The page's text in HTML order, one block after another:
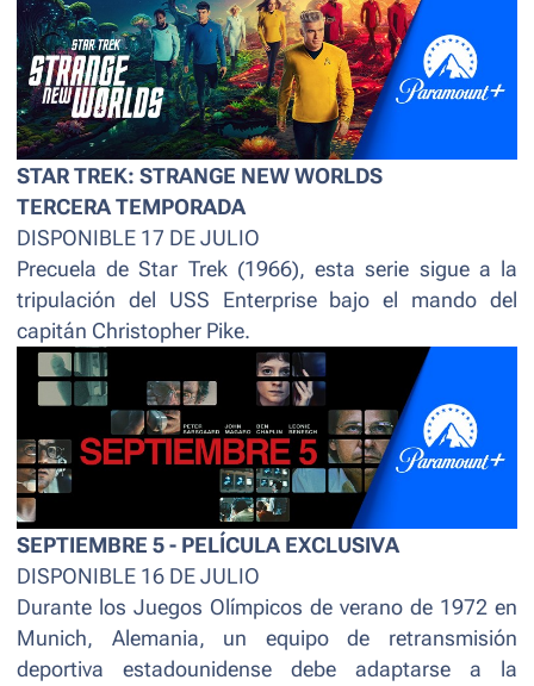
STAR TREK: STRANGE NEW WORLDS
TERCERA TEMPORADA
DISPONIBLE 17 DE JULIO
Precuela de Star Trek (1966), esta serie sigue a la
tripulación del USS Enterprise bajo el mando del
capitán Christopher Pike.
SEPTIEMBRE 5 - PELÍCULA EXCLUSIVA
DISPONIBLE 16 DE JULIO
Durante los Juegos Olímpicos de verano de 1972 en
Munich, Alemania, un equipo de retransmisión
deportiva estadounidense debe adaptarse a la